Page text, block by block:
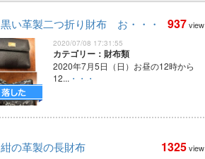
黒い革製二つ折り財布 お・・・ 937view
2020/07/08 17:31:55
カテゴリー：財布類
2020年7月5日（日）お昼の12時から
12... ・・・
紺の革製の長財布 1325view